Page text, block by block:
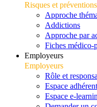
Risques et préventions
Approche
Addictions
Approche par
Fiches médico-
Employeurs
Employeurs
Rôle et
Espace
Espace e-